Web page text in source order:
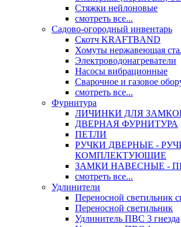
Стяжки нейлоновые
смотреть все...
Садово-огородный инвентарь
Скотч KRAFTBAND
Хомуты нержавеющая
Электроводонагреватели
Насосы вибрационные
Сварочное и газовое
смотреть все...
Фурнитура
ЛИЧИНКИ ДЛЯ
ДВЕРНАЯ ФУРНИТУРА
ПЕТЛИ
РУЧКИ ДВЕРНЫЕ -
КОМПЛЕКТУЮЩИЕ
ЗАМКИ НАВЕСНЫЕ -
смотреть все...
Удлинители
Переносной светильник
Переносной светильник
Удлинитель ПВС 3 гнезда